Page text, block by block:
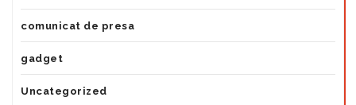
comunicat de presa
gadget
Uncategorized